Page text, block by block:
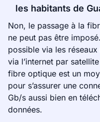
les habitants de
Non, le passage à la
ne peut pas être
possible via les
via l’internet par
fibre optique est un
pour s’assurer une
Gb/s aussi bien en
données.